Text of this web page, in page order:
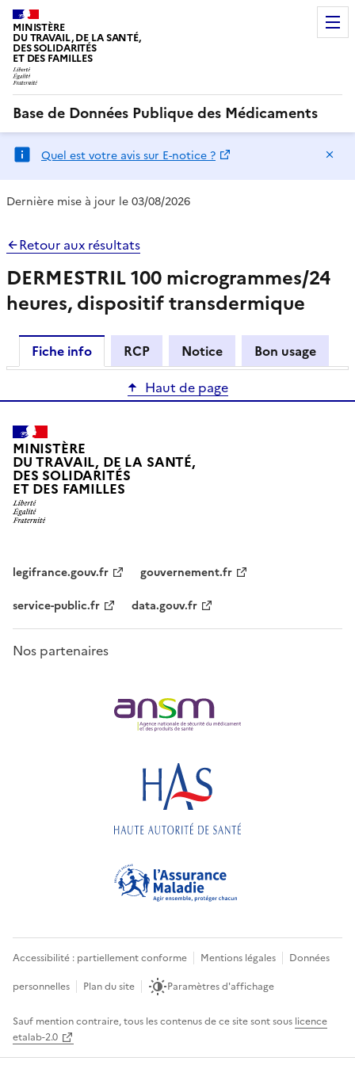
MINISTÈRE
DU TRAVAIL, DE LA SANTÉ,
DES SOLIDARITÉS
ET DES FAMILLES
Base de Données Publique des Médicaments
Quel est votre avis sur E-notice ?
Dernière mise à jour le 03/08/2026
Retour aux résultats
DERMESTRIL 100 microgrammes/24
heures, dispositif transdermique
Fiche info RCP Notice
Bon usage
Haut de page
MINISTÈRE
DU TRAVAIL, DE LA SANTÉ,
DES SOLIDARITÉS
ET DES FAMILLES
legifrance.gouv.fr
gouvernement.fr
service-public.fr
data.gouv.fr
Nos partenaires
Accessibilité : partiellement conforme Mentions légales
Données
personnelles
Plan du site Paramètres d'affichage
Sauf mention contraire, tous les contenus de ce site sont sous licence
etalab-2.0